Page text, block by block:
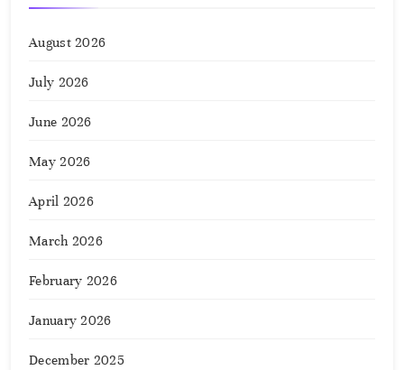
August 2026
July 2026
June 2026
May 2026
April 2026
March 2026
February 2026
January 2026
December 2025